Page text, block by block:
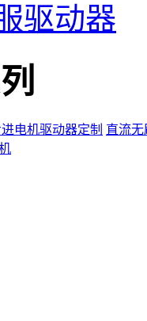
驱动器
电机驱动器定制 直流